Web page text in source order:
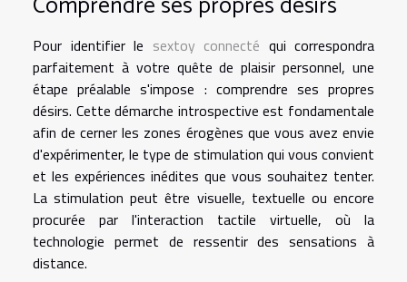
Pour identifier le sextoy connecté qui correspondra
parfaitement à votre quête de plaisir personnel, une
étape préalable s'impose : comprendre ses propres
désirs. Cette démarche introspective est fondamentale
afin de cerner les zones érogènes que vous avez envie
d'expérimenter, le type de stimulation qui vous convient
et les expériences inédites que vous souhaitez tenter.
La stimulation peut être visuelle, textuelle ou encore
procurée par l'interaction tactile virtuelle, où la
technologie permet de ressentir des sensations à
distance.